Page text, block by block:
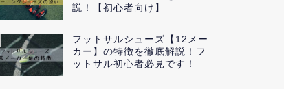
説！【初心者向け】
フットサルシューズ【12メー
カー】の特徴を徹底解説！フ
ットサル初心者必見です！